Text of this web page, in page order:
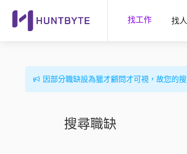
找工作 找
因部分職缺設為獵才顧問才可視，故您的
搜尋職缺